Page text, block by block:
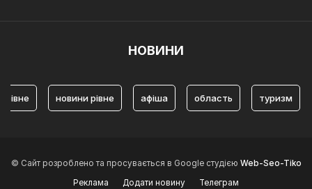
НОВИНИ
новини рівне афіша область туризм
© Сайт розроблено та просувається в Google студією Web-Seo-Tiko
Реклама
Додати новину Телеграм